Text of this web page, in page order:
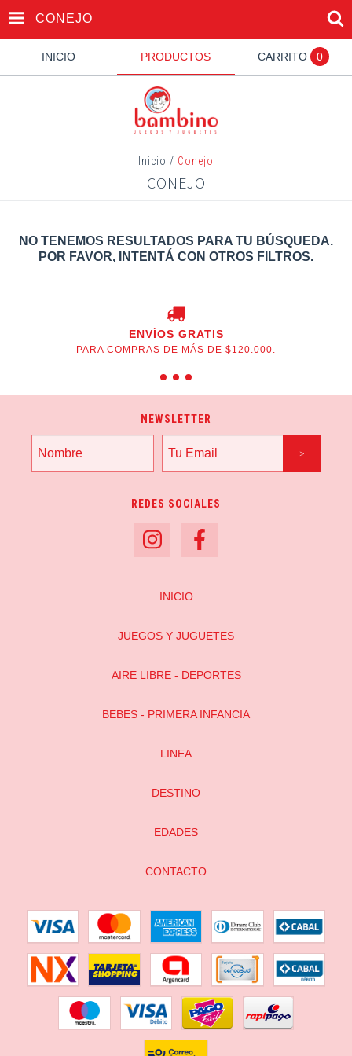
CONEJO
INICIO PRODUCTOS CARRITO 0
Inicio / Conejo
CONEJO
NO TENEMOS RESULTADOS PARA TU BÚSQUEDA.
POR FAVOR, INTENTÁ CON OTROS FILTROS.
ENVÍOS GRATIS
PARA COMPRAS DE MÁS DE $120.000.
NEWSLETTER
REDES SOCIALES
INICIO
JUEGOS Y JUGUETES
AIRE LIBRE - DEPORTES
BEBES - PRIMERA INFANCIA
LINEA
DESTINO
EDADES
CONTACTO